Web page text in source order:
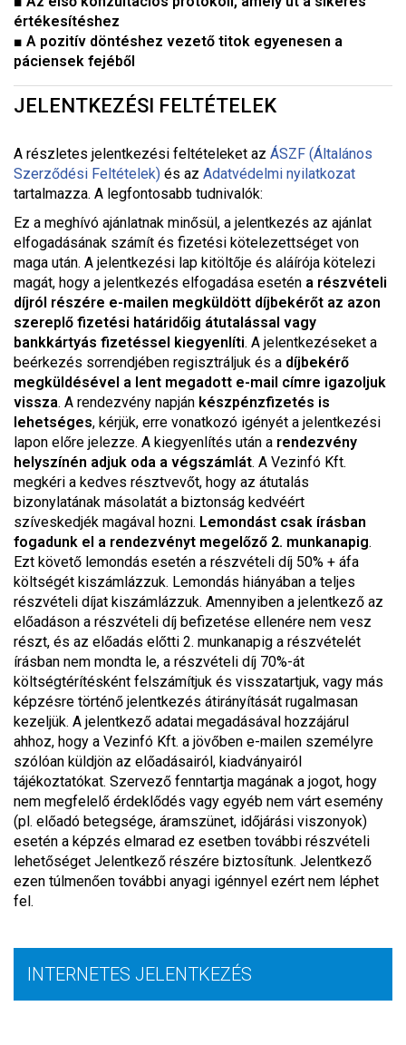
értékesítéshez
■ A pozitív döntéshez vezető titok egyenesen a
páciensek fejéből
JELENTKEZÉSI FELTÉTELEK
A részletes jelentkezési feltételeket az ÁSZF (Általános
Szerződési Feltételek) és az Adatvédelmi nyilatkozat
tartalmazza. A legfontosabb tudnivalók:
Ez a meghívó ajánlatnak minősül, a jelentkezés az ajánlat
elfogadásának számít és fizetési kötelezettséget von
maga után. A jelentkezési lap kitöltője és aláírója kötelezi
magát, hogy a jelentkezés elfogadása esetén a részvételi
díjról részére e-mailen megküldött díjbekérőt az azon
szereplő fizetési határidőig átutalással vagy
bankkártyás fizetéssel kiegyenlíti. A jelentkezéseket a
beérkezés sorrendjében regisztráljuk és a díjbekérő
megküldésével a lent megadott e-mail címre igazoljuk
vissza. A rendezvény napján készpénzfizetés is
lehetséges, kérjük, erre vonatkozó igényét a jelentkezési
lapon előre jelezze. A kiegyenlítés után a rendezvény
helyszínén adjuk oda a végszámlát. A Vezinfó Kft.
megkéri a kedves résztvevőt, hogy az átutalás
bizonylatának másolatát a biztonság kedvéért
szíveskedjék magával hozni. Lemondást csak írásban
fogadunk el a rendezvényt megelőző 2. munkanapig.
Ezt követő lemondás esetén a részvételi díj 50% + áfa
költségét kiszámlázzuk. Lemondás hiányában a teljes
részvételi díjat kiszámlázzuk. Amennyiben a jelentkező az
előadáson a részvételi díj befizetése ellenére nem vesz
részt, és az előadás előtti 2. munkanapig a részvételét
írásban nem mondta le, a részvételi díj 70%-át
költségtérítésként felszámítjuk és visszatartjuk, vagy más
képzésre történő jelentkezés átirányítását rugalmasan
kezeljük. A jelentkező adatai megadásával hozzájárul
ahhoz, hogy a Vezinfó Kft. a jövőben e-mailen személyre
szólóan küldjön az előadásairól, kiadványairól
tájékoztatókat. Szervező fenntartja magának a jogot, hogy
nem megfelelő érdeklődés vagy egyéb nem várt esemény
(pl. előadó betegsége, áramszünet, időjárási viszonyok)
esetén a képzés elmarad ez esetben további részvételi
lehetőséget Jelentkező részére biztosítunk. Jelentkező
ezen túlmenően további anyagi igénnyel ezért nem léphet
fel.
INTERNETES JELENTKEZÉS